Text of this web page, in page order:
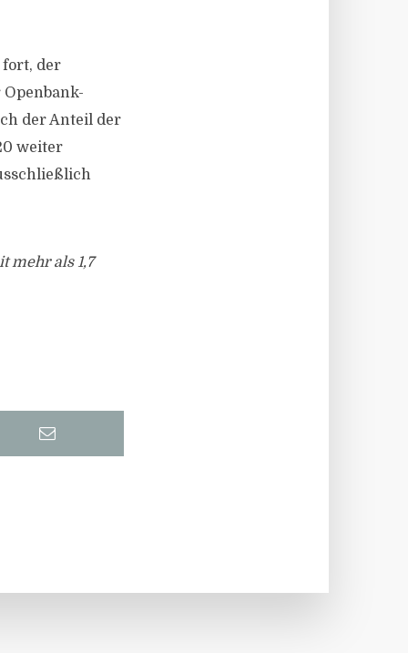
der
der Anteil der
weiter
mehr als 1,7